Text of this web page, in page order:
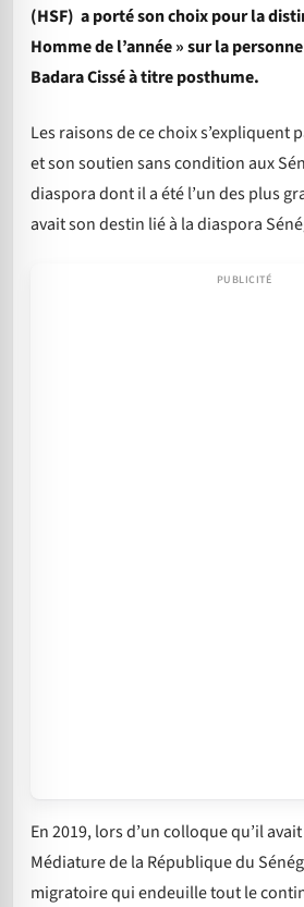
(HSF) a porté son choix pour la
Homme de l’année » sur la
Badara Cissé à titre posthume.
Les raisons de ce choix s’expliquent
et son soutien sans condition aux
diaspora dont il a été l’un des plus
avait son destin lié à la diaspora
En 2019, lors d’un colloque qu’il
Médiature de la République du
migratoire qui endeuille tout le